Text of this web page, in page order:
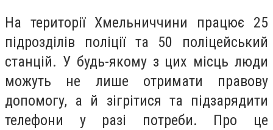
На території Хмельниччини працює 25
підрозділів поліції та 50 поліцейський
станцій. У будь-якому з цих місць люди
можуть не лише отримати правову
допомогу, а й зігрітися та підзарядити
телефони у разі потреби. Про це